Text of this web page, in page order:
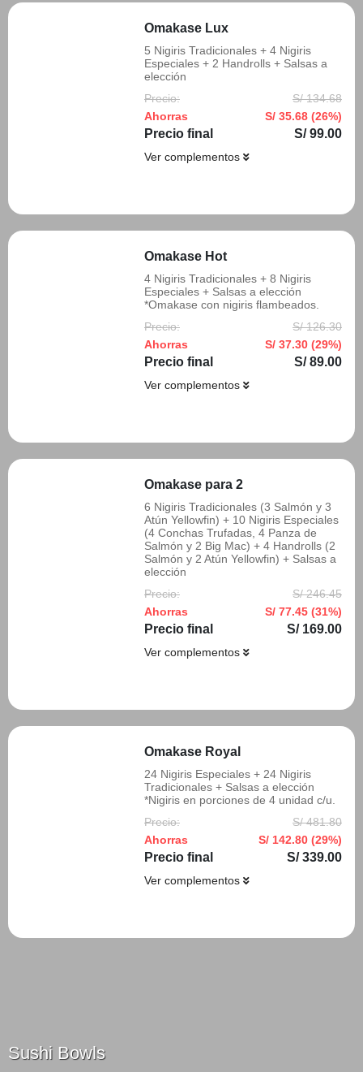
Omakase Lux
5 Nigiris Tradicionales + 4 Nigiris
Especiales + 2 Handrolls + Salsas a
elección
Precio:
S/ 134.68
Ahorras
S/ 35.68 (26%)
Precio final S/ 99.00
Ver complementos
Omakase Hot
4 Nigiris Tradicionales + 8 Nigiris
Especiales + Salsas a elección
*Omakase con nigiris flambeados.
Precio:
S/ 126.30
Ahorras
S/ 37.30 (29%)
Precio final S/ 89.00
Ver complementos
Omakase para 2
6 Nigiris Tradicionales (3 Salmón y 3
Atún Yellowfin) + 10 Nigiris Especiales
(4 Conchas Trufadas, 4 Panza de
Salmón y 2 Big Mac) + 4 Handrolls (2
Salmón y 2 Atún Yellowfin) + Salsas a
elección
Precio:
S/ 246.45
Ahorras
S/ 77.45 (31%)
Precio final S/ 169.00
Ver complementos
Omakase Royal
24 Nigiris Especiales + 24 Nigiris
Tradicionales + Salsas a elección
*Nigiris en porciones de 4 unidad c/u.
Precio:
S/ 481.80
Ahorras
S/ 142.80 (29%)
Precio final S/ 339.00
Ver complementos
Sushi Bowls